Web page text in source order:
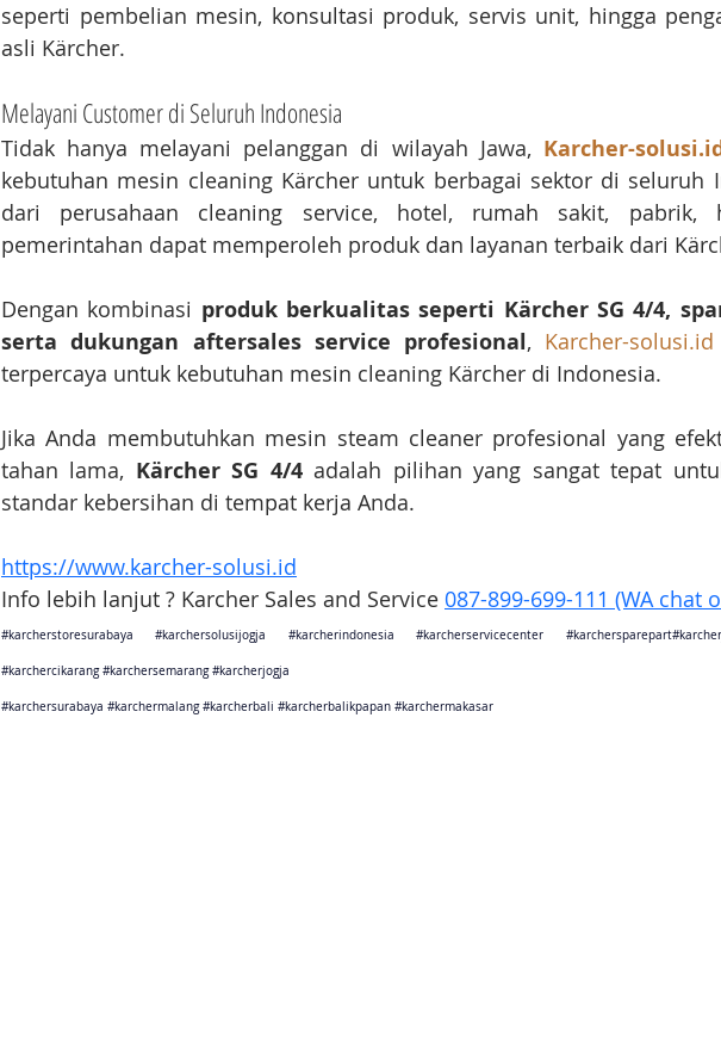
seperti pembelian mesin, konsultasi produk, servis unit, hingga
asli Kärcher.
Melayani Customer di Seluruh Indonesia
Tidak hanya melayani pelanggan di wilayah Jawa, Karcher-
kebutuhan mesin cleaning Kärcher untuk berbagai sektor di seluruh
dari perusahaan cleaning service, hotel, rumah sakit, pabrik,
pemerintahan dapat memperoleh produk dan layanan terbaik dari
Dengan kombinasi produk berkualitas seperti Kärcher SG 4/4,
serta dukungan aftersales service profesional, Karcher-solusi.id
terpercaya untuk kebutuhan mesin cleaning Kärcher di Indonesia.
Jika Anda membutuhkan mesin steam cleaner profesional yang
tahan lama, Kärcher SG 4/4 adalah pilihan yang sangat tepat
standar kebersihan di tempat kerja Anda.
https://www.karcher-solusi.id
Info lebih lanjut ? Karcher Sales and Service 087-899-699-111 (WA chat
#karcherstoresurabaya #karchersolusijogja #karcherindonesia #karcherservicecenter #karchersparepart
#karchercikarang #karchersemarang #karcherjogja
#karchersurabaya #karchermalang #karcherbali #karcherbalikpapan #karchermakasar